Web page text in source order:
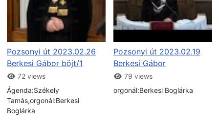
Pozsonyi út 2023.02.26
Berkesi Gábor böjt/1
72 views
Ágenda:Székely
Tamás,orgonál:Berkesi
Boglárka
Pozsonyi út 2023.02.19
Berkesi Gábor
79 views
orgonál:Berkesi Boglárka